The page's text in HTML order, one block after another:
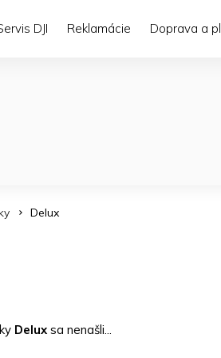
DJI Reklamácie Doprava a
Delux
Delux sa nenašli...